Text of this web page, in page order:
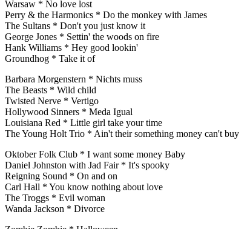
Warsaw * No love lost
Perry & the Harmonics * Do the monkey with James
The Sultans * Don't you just know it
George Jones * Settin' the woods on fire
Hank Williams * Hey good lookin'
Groundhog * Take it of
Barbara Morgenstern * Nichts muss
The Beasts * Wild child
Twisted Nerve * Vertigo
Hollywood Sinners * Meda Igual
Louisiana Red * Little girl take your time
The Young Holt Trio * Ain't their something money can't buy
Oktober Folk Club * I want some money Baby
Daniel Johnston with Jad Fair * It's spooky
Reigning Sound * On and on
Carl Hall * You know nothing about love
The Troggs * Evil woman
Wanda Jackson * Divorce